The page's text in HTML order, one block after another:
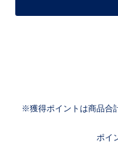
獲得ポイントは商品合
ポイ